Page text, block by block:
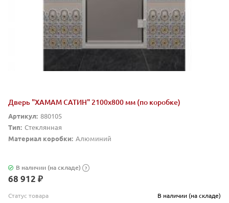
Дверь "ХАМАМ САТИН" 2100х800 мм (по коробке)
Артикул: 880105
Тип: Стеклянная
Материал коробки: Алюминий
В наличии (на складе) ?
68 912 ₽
Статус товара В наличии (на складе)